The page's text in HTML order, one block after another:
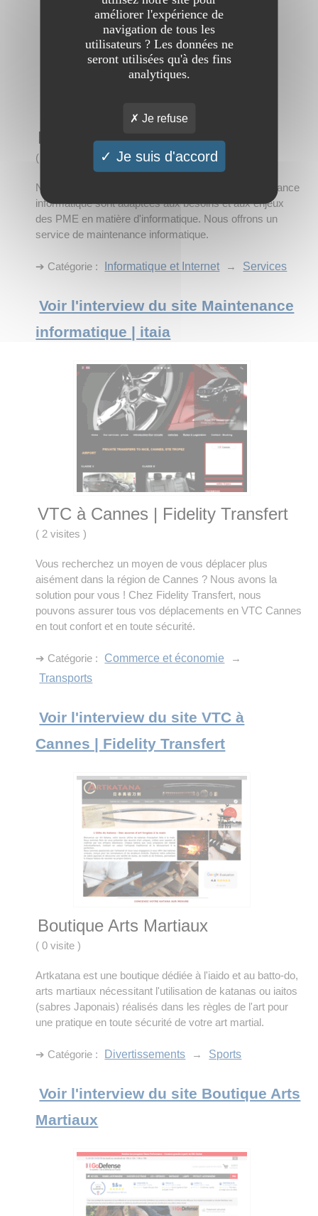
Maintenance informatique | itaia
(
Nos offres me maintenance informatique et d'infogérance
informatique sont adaptées aux besoins et aux enjeux
des PME en matière d'informatique. Nous offrons un
service de maintenance informatique.
➔ Catégorie : Informatique et Internet → Services
Voir l'interview du site Maintenance
informatique | itaia
VTC à Cannes | Fidelity Transfert
( 2 visites)
Vous recherchez un moyen de vous déplacer plus
aisément dans la région de Cannes ? Nous avons la
solution pour vous ! Chez Fidelity Transfert, nous
pouvons assurer tous vos déplacements en VTC Cannes
en tout confort et en toute sécurité.
➔ Catégorie : Commerce et économie
→
Transports
Voir l'interview du site VTC à
Cannes | Fidelity Transfert
Boutique Arts Martiaux
( 0 visite)
Artkatana est une boutique dédiée à l'iaido et au batto-do,
arts martiaux nécessitant l'utilisation de katanas ou iaitos
(sabres Japonais) réalisés dans les règles de l'art pour
une pratique en toute sécurité de votre art martial.
➔ Catégorie : Divertissements → Sports
Voir l'interview du site Boutique Arts
Martiaux
améliorer l'expérience de
navigation de tous les
utilisateurs ? Les données ne
seront utilisées qu'à des fins
analytiques.
Je refuse
Je suis d'accord